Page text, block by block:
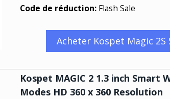
Code de réduction: Flash Sale
Acheter Kospet Magic
Kospet MAGIC 2 1.3 inch Smart
Modes HD 360 x 360 Resolution